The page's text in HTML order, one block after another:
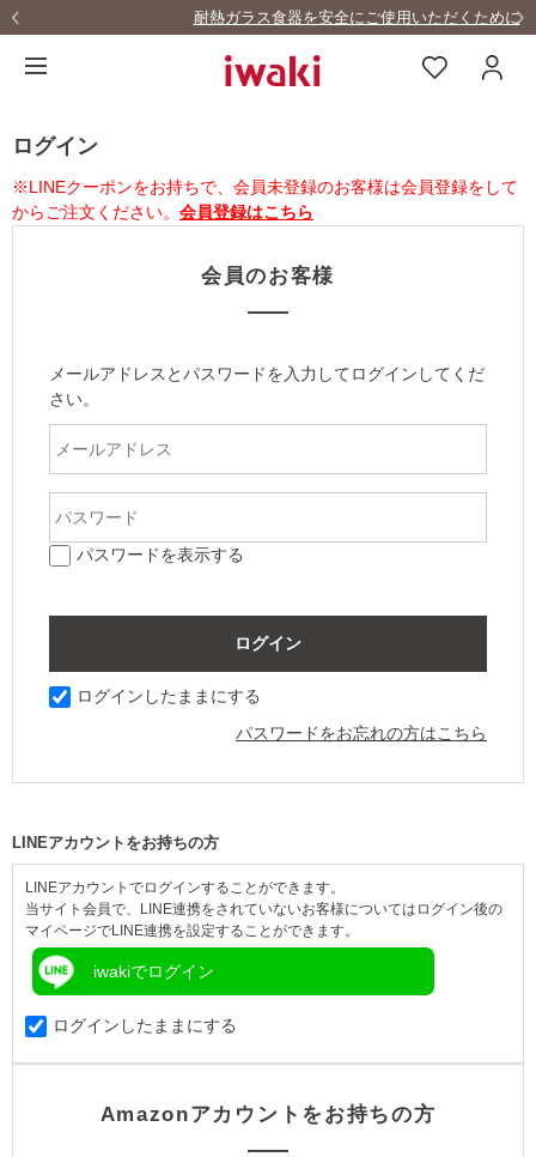
耐熱ガラス食器を安全にご使用いただくために
ログイン
※LINEクーポンをお持ちで、会員未登録のお客様は会員登録をして
からご注文ください。 会員登録はこちら
会員のお客様
メールアドレスとパスワードを入力してログインしてくだ
さい。
パスワードを表示する
ログインしたままにする
パスワードをお忘れの方はこちら
LINEアカウントをお持ちの方
LINEアカウントでログインすることができます。
当サイト会員で、LINE連携をされていないお客様についてはログイン後の
マイページでLINE連携を設定することができます。
iwakiでログイン
ログインしたままにする
Amazonアカウントをお持ちの方